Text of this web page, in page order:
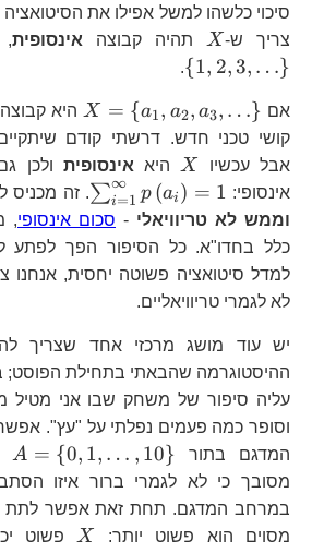
סיכוי כלשהו למשל אפילו את
צריך ש-X תהיה קבוצה אינסופית,
{1, 2,3, …}
.
אם
X=\left\{
X = {a1, a2, a3, …}
היא קבוצה
קושי טכני חדש. דרשתי קודם
אבל עכשיו
X היא אינסופית ולכן
אינסופי:
∑i=1
∞ p (ai ) = 1
. זה מכניס
וממש לא טריוויאלי - סכום אינסופי,
כלל בחדו"א. כל הסיפור הפך לפתע
למדל סיטואציה פשוטה יחסית, אנחנו
לא לגמרי טריוויאליים.
יש עוד מושג מרכזי אחד שצריך
ההיסטוגרמה שהבאתי בתחילת הפוסט;
וסופר כמה פעמים נפלתי על "עץ".
המדגם בתורA=\left\{
A = {0, 1, … , 10}
מסובך כי לא לגמרי ברור איזו
במרחב המדגם. תחת זאת אפשר לתת
מסוים הוא פשוט יותר:
X X פשוט